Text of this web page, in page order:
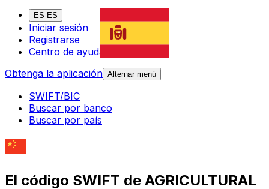
ES-ES
Iniciar sesión
Registrarse
Centro de ayuda
Obtenga la aplicación Alternar menú
SWIFT/BIC
Buscar por banco
Buscar por país
El código SWIFT de AGRICULTURAL